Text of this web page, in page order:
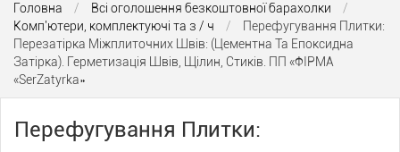
Головна / Всі оголошення безкоштовної барахолки
/
Комп'ютери, комплектуючі та з / ч
/
Перефугування Плитки:
Перезатірка Міжплиточних Швів: (Цементна Та Епоксидна
Затірка). Герметизація Швів, Щілин, Стиків. ПП «ФІРМА
«SerZatyrka»
Перефугування Плитки: